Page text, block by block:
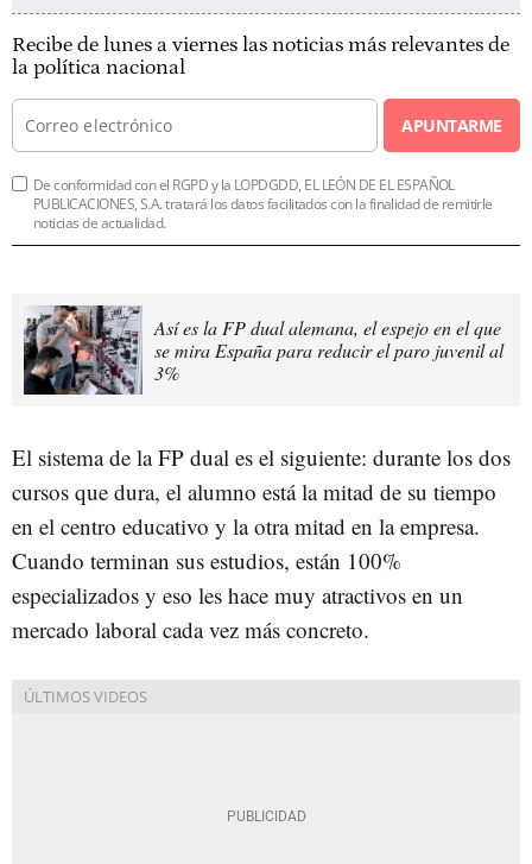
Recibe de lunes a viernes las noticias más relevantes de
la política nacional
APUNTARME
De conformidad con el RGPD y la LOPDGDD, EL LEÓN DE EL ESPAÑOL
PUBLICACIONES, S.A. tratará los datos facilitados con la finalidad de remitirle
noticias de actualidad.
Así es la FP dual alemana, el espejo en el que
se mira España para reducir el paro juvenil al
3%
El sistema de la FP dual es el siguiente: durante los dos
cursos que dura, el alumno está la mitad de su tiempo
en el centro educativo y la otra mitad en la empresa.
Cuando terminan sus estudios, están 100%
especializados y eso les hace muy atractivos en un
mercado laboral cada vez más concreto.